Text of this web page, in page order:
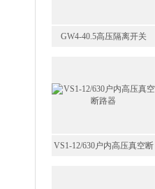
GW4-40.5高压隔离开关
VS1-12/630户内高压真空断